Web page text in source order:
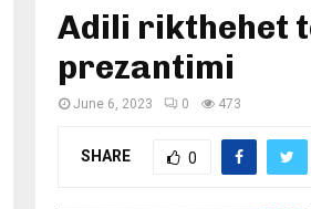
Adili rikthehet
prezantimi
June 6, 2023 0 473
SHARE 0